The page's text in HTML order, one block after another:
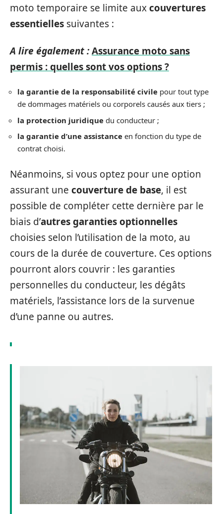
moto temporaire se limite auxcouvertures
essentielles suivantes :
A lire également :Assurance moto sans
permis : quelles sont vos options ?
la garantie de la responsabilité civile pour tout type
de dommages matériels ou corporels causés aux tiers ;
la protection juridique du conducteur ;
la garantie d’une assistance en fonction du type de
contrat choisi.
Néanmoins, si vous optez pour une option
assurant une couverture de base, il est
possible de compléter cette dernière par le
biais d’autres garanties optionnelles
choisies selon l’utilisation de la moto, au
cours de la durée de couverture. Ces options
pourront alors couvrir : les garanties
personnelles du conducteur, les dégâts
matériels, l’assistance lors de la survenue
d’une panne ou autres.